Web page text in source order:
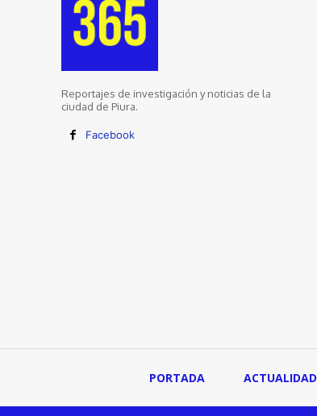
Reportajes de investigación y noticias de la
ciudad de Piura.
Facebook
PORTADA ACTUALIDAD